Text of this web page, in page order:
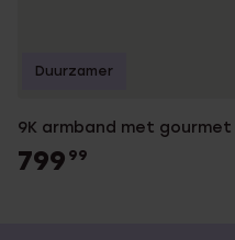
9K armband met gourmet
799 99
Duurzamer